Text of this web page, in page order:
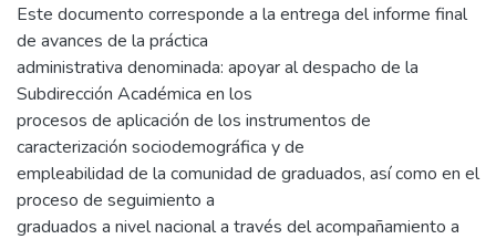
Este documento corresponde a la entrega del informe final
de avances de la práctica
administrativa denominada: apoyar al despacho de la
Subdirección Académica en los
procesos de aplicación de los instrumentos de
caracterización sociodemográfica y de
empleabilidad de la comunidad de graduados, así como en el
proceso de seguimiento a
graduados a nivel nacional a través del acompañamiento a